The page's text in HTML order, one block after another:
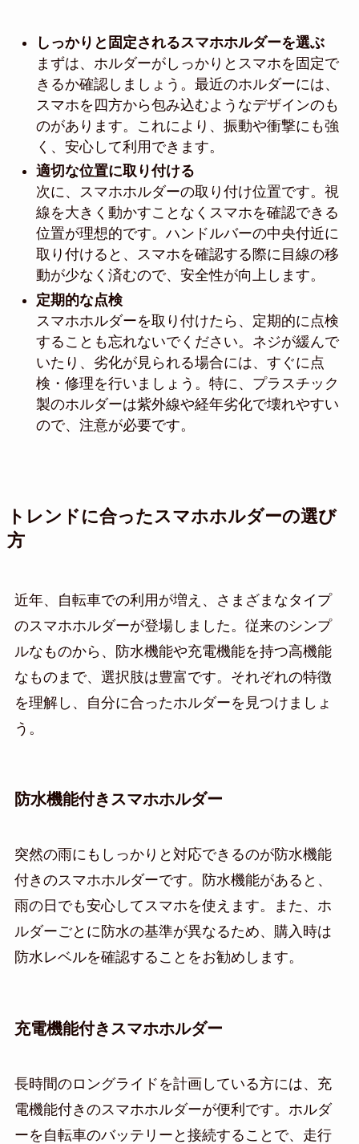
しっかりと固定されるスマホホルダーを選ぶ
まずは、ホルダーがしっかりとスマホを固定で
きるか確認しましょう。最近のホルダーには、
スマホを四方から包み込むようなデザインのも
のがあります。これにより、振動や衝撃にも強
く、安心して利用できます。
適切な位置に取り付ける
次に、スマホホルダーの取り付け位置です。視
線を大きく動かすことなくスマホを確認できる
位置が理想的です。ハンドルバーの中央付近に
取り付けると、スマホを確認する際に目線の移
動が少なく済むので、安全性が向上します。
定期的な点検
スマホホルダーを取り付けたら、定期的に点検
することも忘れないでください。ネジが緩んで
いたり、劣化が見られる場合には、すぐに点
検・修理を行いましょう。特に、プラスチック
製のホルダーは紫外線や経年劣化で壊れやすい
ので、注意が必要です。
トレンドに合ったスマホホルダーの選び
方
近年、自転車での利用が増え、さまざまなタイプ
のスマホホルダーが登場しました。従来のシンプ
ルなものから、防水機能や充電機能を持つ高機能
なものまで、選択肢は豊富です。それぞれの特徴
を理解し、自分に合ったホルダーを見つけましょ
う。
防水機能付きスマホホルダー
突然の雨にもしっかりと対応できるのが防水機能
付きのスマホホルダーです。防水機能があると、
雨の日でも安心してスマホを使えます。また、ホ
ルダーごとに防水の基準が異なるため、購入時は
防水レベルを確認することをお勧めします。
充電機能付きスマホホルダー
長時間のロングライドを計画している方には、充
電機能付きのスマホホルダーが便利です。ホルダ
ーを自転車のバッテリーと接続することで、走行